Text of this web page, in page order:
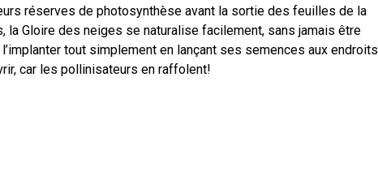
réserves de photosynthèse avant la sortie des feuilles de la
la Gloire des neiges se naturalise facilement, sans jamais être
tout simplement en lançant ses semences aux endroits
car les pollinisateurs en raffolent!